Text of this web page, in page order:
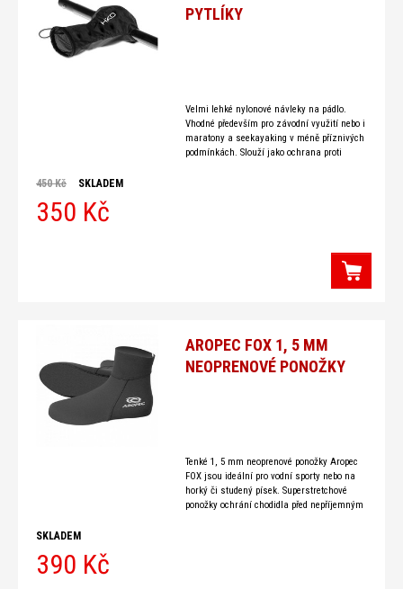
PYTLÍKY
Velmi lehké nylonové návleky na pádlo.
Vhodné především pro závodní využití nebo i
maratony a seekayaking v méně příznivých
podmínkách. Slouží jako ochrana proti
450 Kč SKLADEM
350 Kč
AROPEC FOX 1, 5 MM
NEOPRENOVÉ PONOŽKY
Tenké 1, 5 mm neoprenové ponožky Aropec
FOX jsou ideální pro vodní sporty nebo na
horký či studený písek. Superstretchové
ponožky ochrání chodidla před nepříjemným
SKLADEM
390 Kč